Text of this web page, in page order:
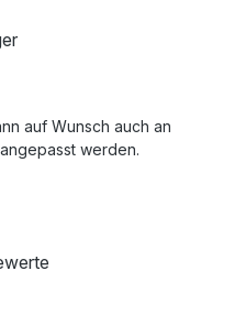
auf Wunsch auch an
werden.